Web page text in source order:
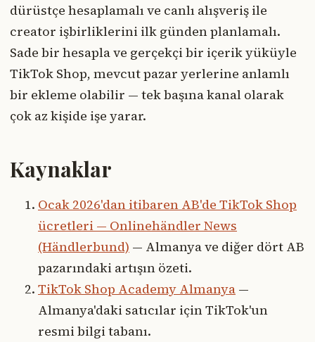
dürüstçe hesaplamalı ve canlı alışveriş ile
creator işbirliklerini ilk günden planlamalı.
Sade bir hesapla ve gerçekçi bir içerik yüküyle
TikTok Shop, mevcut pazar yerlerine anlamlı
bir ekleme olabilir — tek başına kanal olarak
çok az kişide işe yarar.
Kaynaklar
Ocak 2026'dan itibaren AB'de TikTok Shop
ücretleri — Onlinehändler News
(Händlerbund) — Almanya ve diğer dört AB
pazarındaki artışın özeti.
TikTok Shop Academy Almanya —
Almanya'daki satıcılar için TikTok'un
resmi bilgi tabanı.